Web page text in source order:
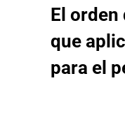
El orden
que
para el